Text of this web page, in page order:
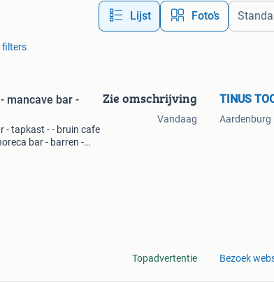
Lijst Foto’s
filters
mancave bar -
- tapkast - - bruin cafe
bar - barren -
Zie omschrijving
Vandaag
Topadvertentie
TINUS
Aardenburg
Bezoek